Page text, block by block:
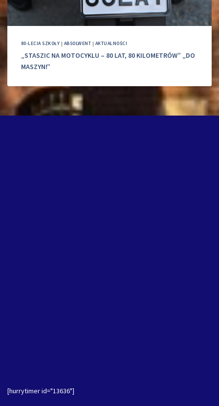
80-LECIA SZKOŁY | ABSOLWENT | AKTUALNOŚCI
„STASZIC NA MOTOCYKLU – 80 LAT, 80 KILOMETRÓW” „DO
MASZYN!”
[hurrytimer id="13636"]